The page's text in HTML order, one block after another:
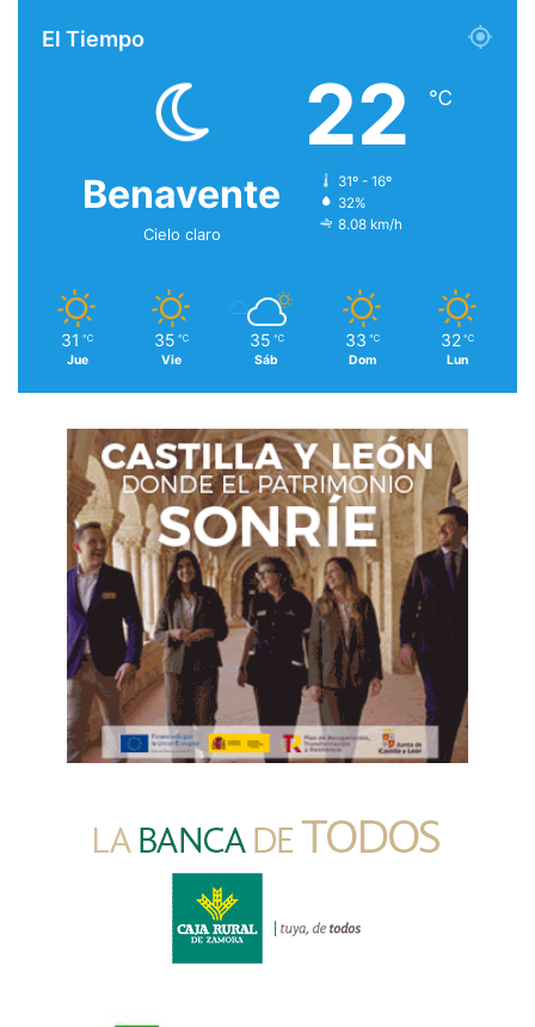
El Tiempo
Benavente
Cielo claro
22 ℃
31º - 16º
32%
8.08 km/h
31 ℃
Jue
35 ℃
Vie
35 ℃
Sáb
33 ℃
Dom
32 ℃
Lun